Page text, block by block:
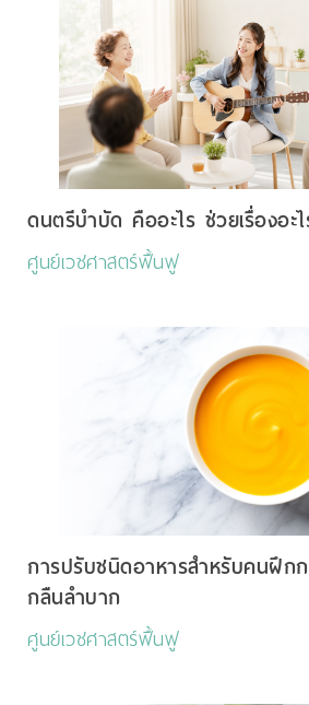
ดนตรีบำบัด คืออะไร ช่วยเรื่องอะ
ศูนย์เวชศาสตร์ฟื้นฟู
การปรับชนิดอาหารสำหรับคนฝึ
กลืนลำบาก
ศูนย์เวชศาสตร์ฟื้นฟู